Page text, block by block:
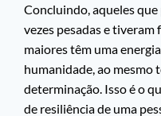
Concluindo, aqueles
vezes pesadas e tiveram
maiores têm uma
humanidade, ao mesmo
determinação. Isso é o
de resiliência de uma